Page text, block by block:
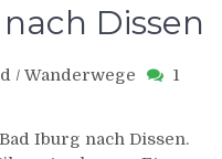
Dissen
/ Wanderwege
1
Iburg nach Dissen.